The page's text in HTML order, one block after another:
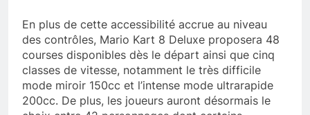
En plus de cette accessibilité accrue au niveau
des contrôles, Mario Kart 8 Deluxe proposera 48
courses disponibles dès le départ ainsi que cinq
classes de vitesse, notamment le très difficile
mode miroir 150cc et l’intense mode ultrarapide
200cc. De plus, les joueurs auront désormais le